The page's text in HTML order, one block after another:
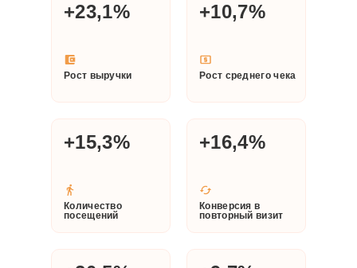
+23,1% +10,7%
+15,3% +16,4%
Рост выручки Рост среднего чека
Количество
посещений
Конверсия в
повторный визит